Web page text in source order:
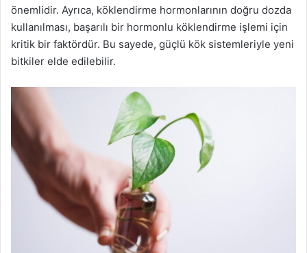
önemlidir. Ayrıca, köklendirme hormonlarının doğru dozda
kullanılması, başarılı bir hormonlu köklendirme işlemi için
kritik bir faktördür. Bu sayede, güçlü kök sistemleriyle yeni
bitkiler elde edilebilir.